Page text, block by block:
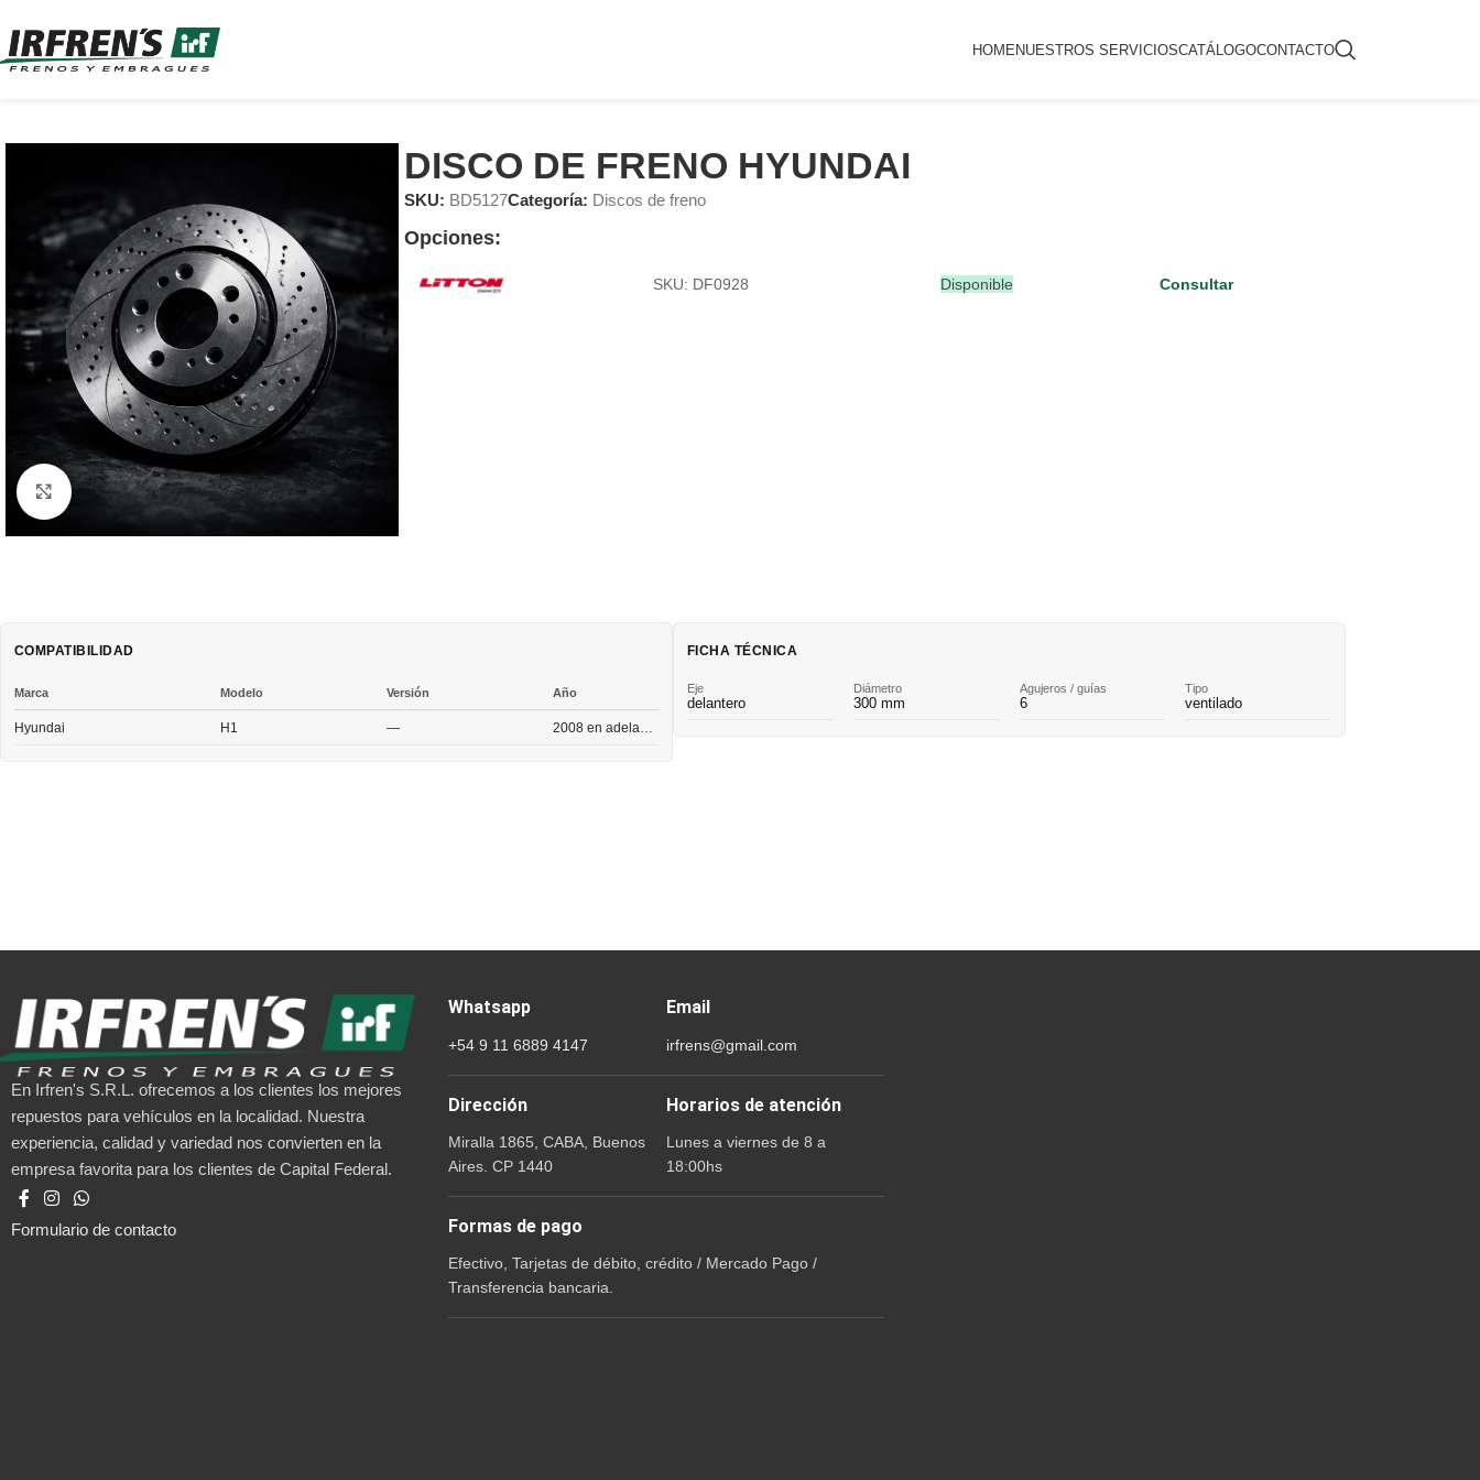
HOMENUESTROS SERVICIOSCATÁLOGOCONTACTO
Clic para ampliar
DISCO DE FRENO HYUNDAI
SKU: BD5127Categoría: Discos de freno
Opciones:
SKU: DF0928 Disponible Consultar
COMPATIBILIDAD
Marca Modelo Versión Año
Hyundai H1 —
FICHA TÉCNICA
Eje
delantero
Diámetro
300 mm
Agujeros / guías
6
Tipo
ventilado
En Irfren's S.R.L. ofrecemos a los clientes los mejores
repuestos para vehículos en la localidad. Nuestra
experiencia, calidad y variedad nos convierten en la
empresa favorita para los clientes de Capital Federal.
Formulario de contacto
Whatsapp
+54 9 11 6889 4147
Email
irfrens@gmail.com
Dirección
Miralla 1865, CABA, Buenos
Aires. CP 1440
Horarios de atención
Lunes a viernes de 8 a
18:00hs
Formas de pago
Efectivo, Tarjetas de débito, crédito / Mercado Pago /
Transferencia bancaria.